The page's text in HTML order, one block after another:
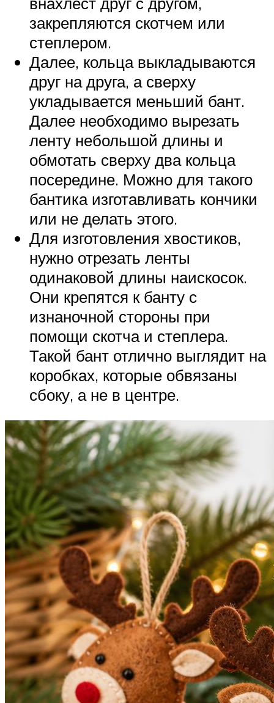
закрепляются скотчем или
степлером.
Далее, кольца выкладываются
друг на друга, а сверху
укладывается меньший бант.
Далее необходимо вырезать
ленту небольшой длины и
обмотать сверху два кольца
посередине. Можно для такого
бантика изготавливать кончики
или не делать этого.
Для изготовления хвостиков,
нужно отрезать ленты
одинаковой длины наискосок.
Они крепятся к банту с
изнаночной стороны при
помощи скотча и степлера.
Такой бант отлично выглядит на
коробках, которые обвязаны
сбоку, а не в центре.